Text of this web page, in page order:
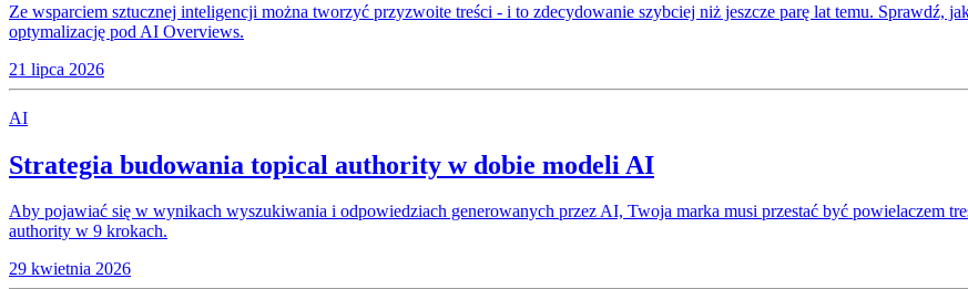
Ze wsparciem sztucznej inteligencji można tworzyć przyzwoite treści - i to zdecydowanie szybciej niż jeszcze parę lat temu. Sprawdź,
optymalizację pod AI Overviews.
21 lipca 2026
AI
Strategia budowania topical authority w dobie modeli AI
Aby pojawiać się w wynikach wyszukiwania i odpowiedziach generowanych przez AI, Twoja marka musi przestać być powielaczem
authority w 9 krokach.
29 kwietnia 2026